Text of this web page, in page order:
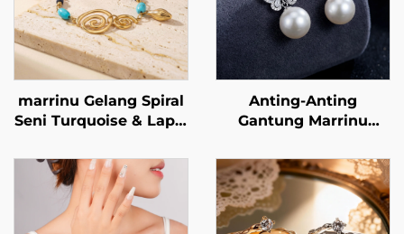
marrinu Gelang Spiral
Seni Turquoise & Lapis
Perhiasan Mewah
Minimalis BXGT-02
Anting-Anting
Gantung Marrinu
dengan Mutiara dan
Berlian Buatan (CZ)